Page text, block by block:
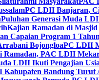
PC LDII Banjaran,
Puluhan Generasi Muda
Kajian Ramadan di Masjid
Capaian Program 1 Tahun
BojongloaPC LDII
Ramadan, PAC LDII
LDII Ikuti Pengajian
Kabupaten Bandung Turut